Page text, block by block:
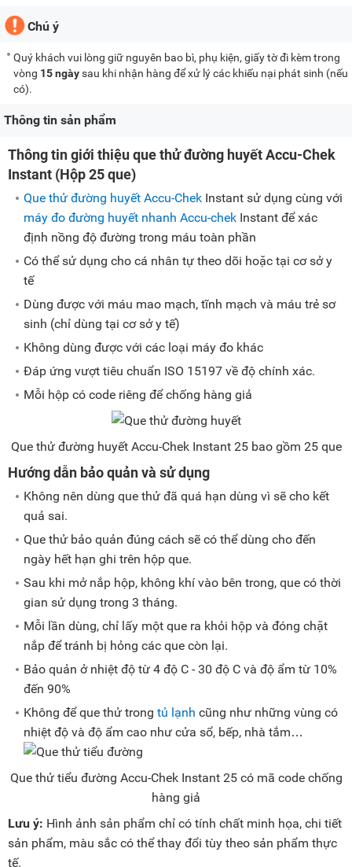
Chú ý
Quý khách vui lòng giữ nguyên bao bì, phụ kiện, giấy tờ đi kèm trong
vòng 15 ngàysau khi nhận hàng để xử lý các khiếu nại phát sinh (nếu
có).
Thông tin sản phẩm
Thông tin giới thiệu que thử đường huyết Accu-Chek
Instant (Hộp 25 que)
Que thử đường huyết Accu-Chek Instant sử dụng cùng với
máy đo đường huyết nhanh Accu-chek Instant để xác
định nồng độ đường trong máu toàn phần
Có thể sử dụng cho cá nhân tự theo dõi hoặc tại cơ sở y
tế
Dùng được với máu mao mạch, tĩnh mạch và máu trẻ sơ
sinh (chỉ dùng tại cơ sở y tế)
Không dùng được với các loại máy đo khác
Đáp ứng vượt tiêu chuẩn ISO 15197 về độ chính xác.
Mỗi hộp có code riêng để chống hàng giả
Que thử đường huyết Accu-Chek Instant 25 bao gồm 25 que
Hướng dẫn bảo quản và sử dụng
Không nên dùng que thử đã quá hạn dùng vì sẽ cho kết
quả sai.
Que thử bảo quản đúng cách sẽ có thể dùng cho đến
ngày hết hạn ghi trên hộp que.
Sau khi mở nắp hộp, không khí vào bên trong, que có thời
gian sử dụng trong 3 tháng.
Mỗi lần dùng, chỉ lấy một que ra khỏi hộp và đóng chặt
nắp để tránh bị hỏng các que còn lại.
Bảo quản ở nhiệt độ từ 4 độ C - 30 độ C và độ ẩm từ 10%
đến 90%
Không để que thử trong tủ lạnh cũng như những vùng có
nhiệt độ và độ ẩm cao như cửa sổ, bếp, nhà tắm…
Que thử tiểu đường Accu-Chek Instant 25 có mã code chống
hàng giả
Lưu ý: Hình ảnh sản phẩm chỉ có tính chất minh họa, chi tiết
sản phẩm, màu sắc có thể thay đổi tùy theo sản phẩm thực
tế.